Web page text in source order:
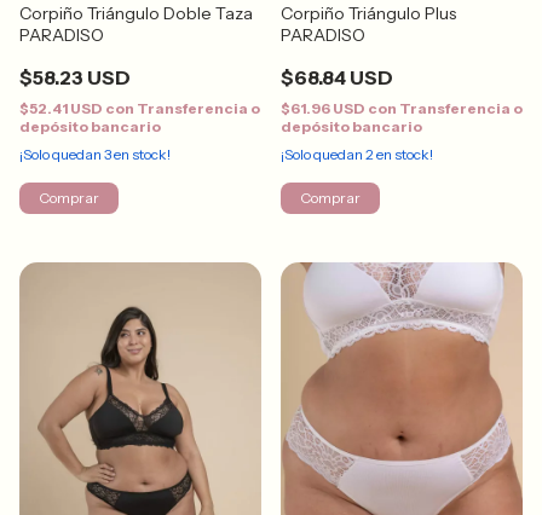
Corpiño Triángulo Doble Taza
PARADISO
$58.23 USD
$52.41 USD con Transferencia o
depósito bancario
¡Solo quedan 3en stock!
Comprar
Corpiño Triángulo Plus
PARADISO
$68.84 USD
$61.96 USD con Transferencia o
depósito bancario
¡Solo quedan 2 en stock!
Comprar